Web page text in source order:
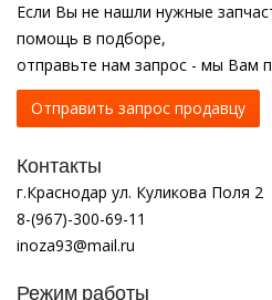
Если Вы не нашли нужные
помощь в подборе,
отправьте нам запрос - мы Вам
Отправить запрос продавцу
Контакты
г.Краснодар ул. Куликова Поля 2
8-(967)-300-69-11
inoza93@mail.ru
Режим работы